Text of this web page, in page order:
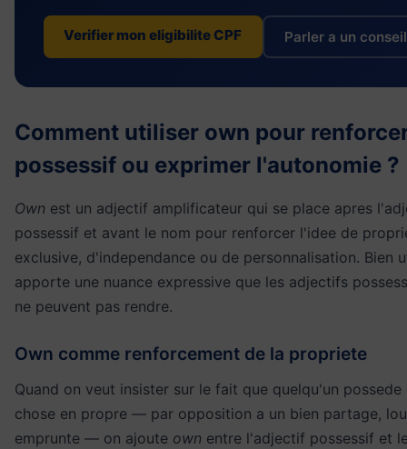
Verifier mon eligibilite CPF Parler a un
Comment utiliser own pour
possessif ou exprimer l'autonomie ?
Own est un adjectif amplificateur qui se place apres
possessif et avant le nom pour renforcer l'idee de
exclusive, d'independance ou de personnalisation. Bien
apporte une nuance expressive que les adjectifs
ne peuvent pas rendre.
Own comme renforcement de la propriete
Quand on veut insister sur le fait que quelqu'un possede
chose en propre — par opposition a un bien partage,
emprunte — on ajoute own entre l'adjectif possessif et